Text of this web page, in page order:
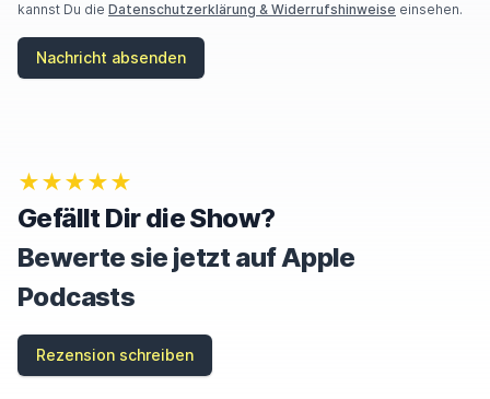
kannst Du die Datenschutzerklärung & Widerrufshinweise einsehen.
Nachricht absenden
★★★★★
Gefällt Dir die Show?
Bewerte sie jetzt auf Apple
Podcasts
Rezension schreiben